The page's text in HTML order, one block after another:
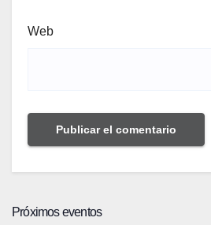
Web
Próximos eventos